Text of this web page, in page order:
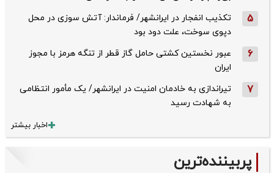
5
تکذیب ‌انفجار در ایرانشهر/ فرماندار: آتش سوزی در محل
دپوی سوخت، علت دود بود
6
عبور نخستین کشتی حامل گاز قطر از تنگه هرمز با مجوز
ایران
7
تیراندازی به خادمان امنیت در ایرانشهر/ یک مأمور انتظامی
به شهادت رسید
اخبار بیشتر
پربیننده‌ترین